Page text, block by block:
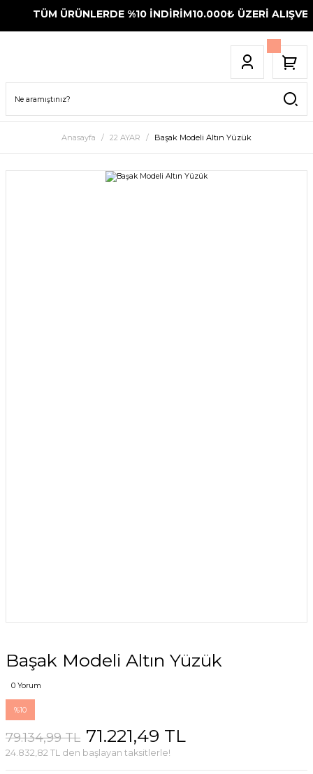
TÜM ÜRÜNLERDE %10 İNDİRİM10.000₺ ÜZERİ
Anasayfa 22 AYAR Başak Modeli Altın Yüzük
Başak Modeli Altın Yüzük
0 Yorum
%10
79.134,99 TL 71.221,49 TL
24.832,82 TL den başlayan taksitlerle!